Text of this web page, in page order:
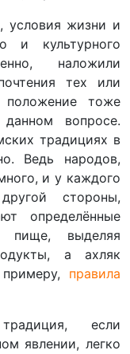
условия жизни и
и культурного
наложили
тех или
положение тоже
вопросе.
традициях в
Ведь народов,
и у каждого
стороны,
определённые
пище, выделяя
а ахляк
правила
если
явлении, легко